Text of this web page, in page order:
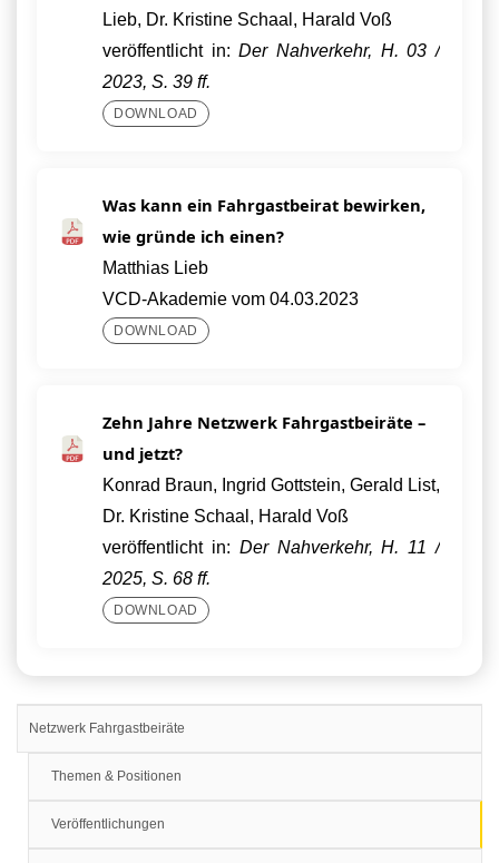
Lieb, Dr. Kristine Schaal, Harald Voß
veröffentlicht in:Der Nahverkehr, H. 03 /
2023, S. 39 ff.
DOWNLOAD
Was kann ein Fahrgastbeirat bewirken,
wie gründe ich einen?
Matthias Lieb
VCD-Akademie vom 04.03.2023
DOWNLOAD
Zehn Jahre Netzwerk Fahrgastbeiräte –
und jetzt?
Konrad Braun, Ingrid Gottstein, Gerald List,
Dr. Kristine Schaal, Harald Voß
veröffentlicht in: Der Nahverkehr, H. 11 /
2025, S. 68 ff.
DOWNLOAD
Netzwerk Fahrgastbeiräte
Themen & Positionen
Veröffentlichungen